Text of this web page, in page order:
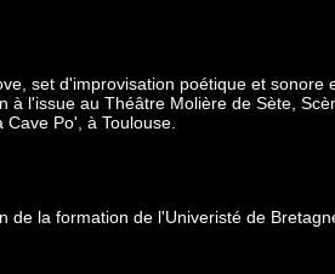
set d'improvisation poétique et sonore
à l'issue au Théâtre Molière de Sète,
Po', à Toulouse.
de la formation de l'Univeristé de